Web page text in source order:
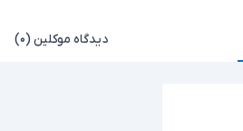
دیدگاه موکلین (۰)